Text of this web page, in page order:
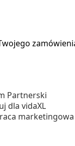
Partnerski
dla vidaXL
marketingowa